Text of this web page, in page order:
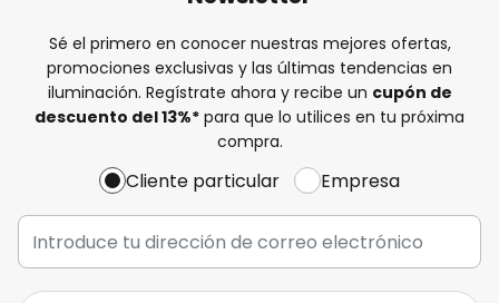
Sé el primero en conocer nuestras mejores ofertas,
promociones exclusivas y las últimas tendencias en
iluminación. Regístrate ahora y recibe un cupón de
descuento del13%* para que lo utilices en tu próxima
compra.
Cliente particular Empresa